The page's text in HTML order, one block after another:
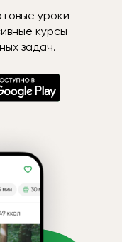
уроки
курсы
задач.